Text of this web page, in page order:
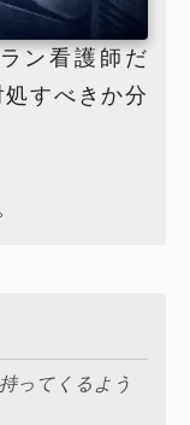
ン看護師だ
すべきか分
ってくるよう